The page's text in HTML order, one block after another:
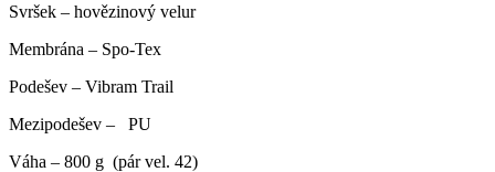
Svršek – hovězinový velur
Membrána – Spo-Tex
Podešev – Vibram Trail
Mezipodešev – PU
Váha – 800 g (pár vel. 42)